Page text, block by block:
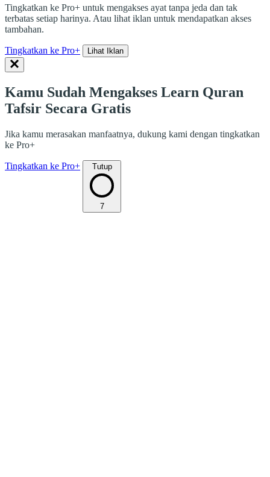
Tingkatkan ke Pro+ untuk mengakses ayat tanpa jeda dan tak
terbatas setiap harinya. Atau lihat iklan untuk mendapatkan akses
tambahan.
Tingkatkan ke Pro+ Lihat Iklan
Kamu Sudah Mengakses Learn Quran
Tafsir Secara Gratis
Jika kamu merasakan manfaatnya, dukung kami dengan tingkatkan
ke Pro+
Tingkatkan ke Pro+ Tutup
7